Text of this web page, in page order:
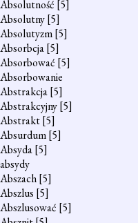
Absolutność [5]
Absolutny[5]
Absolutyzm[5]
Absorbcja[5]
Absorbować [5]
Absorbowanie
Abstrakcja[5]
Abstrakcyjny[5]
Abstrakt[5]
Absurdum[5]
Absyda[5]
absydy
Abszach[5]
Abszlus [5]
Abszlusować [5]